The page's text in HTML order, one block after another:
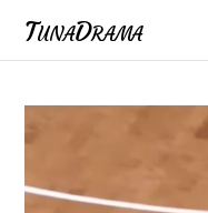
TunaDrama